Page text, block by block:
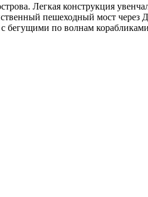
Легкая конструкция
пешеходный мост через
бегущими по волнам